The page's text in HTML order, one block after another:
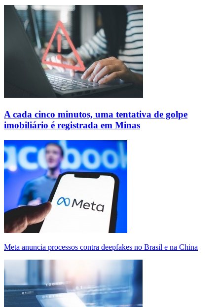
A cada cinco minutos, uma tentativa de golpe
imobiliário é registrada em Minas
Meta anuncia processos contra deepfakes no Brasil e na China